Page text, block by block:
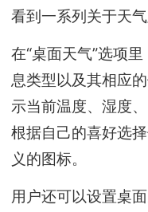
看到一系列关于天
在“桌面天气”选项
息类型以及其相应
示当前温度、湿度
根据自己的喜好选
义的图标。
用户还可以设置桌